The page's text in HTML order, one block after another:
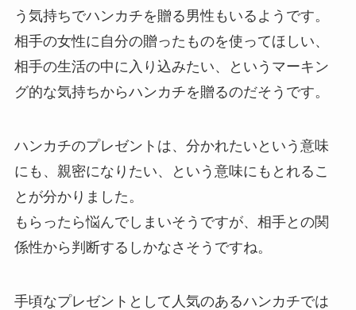
う気持ちでハンカチを贈る男性もいるようです。
相手の女性に自分の贈ったものを使ってほしい、
相手の生活の中に入り込みたい、というマーキン
グ的な気持ちからハンカチを贈るのだそうです。
ハンカチのプレゼントは、分かれたいという意味
にも、親密になりたい、という意味にもとれるこ
とが分かりました。
もらったら悩んでしまいそうですが、相手との関
係性から判断するしかなさそうですね。
手頃なプレゼントとして人気のあるハンカチでは